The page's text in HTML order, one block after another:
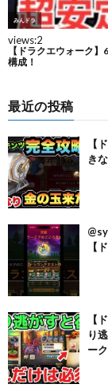
最近の投稿
【
き
【
【
り
ーク